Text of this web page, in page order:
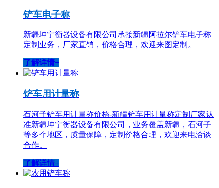
铲车电子称
新疆坤宁衡器设备有限公司承接新疆阿拉尔铲车电子称
定制业务，厂家直销，价格合理，欢迎来图定制。
了解详情+
铲车用计量称
石河子铲车用计量称价格-新疆铲车用计量称定制厂家认
准新疆坤宁衡器设备有限公司，业务覆盖新疆，石河子
等多个地区，质量保障，定制价格合理，欢迎来电洽谈
合作。
了解详情+